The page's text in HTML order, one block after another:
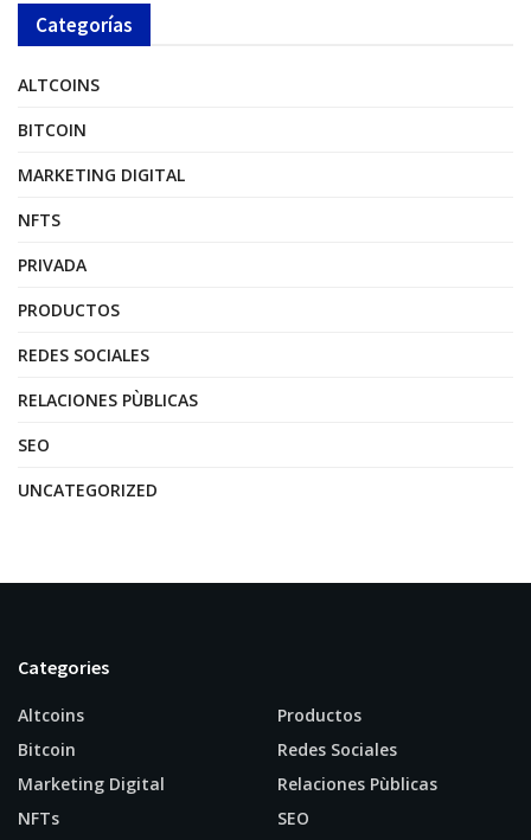
Categorías
ALTCOINS
BITCOIN
MARKETING DIGITAL
NFTS
PRIVADA
PRODUCTOS
REDES SOCIALES
RELACIONES PÙBLICAS
SEO
UNCATEGORIZED
Categories
Altcoins
Bitcoin
Marketing Digital
NFTs
Productos
Redes Sociales
Relaciones Pùblicas
SEO